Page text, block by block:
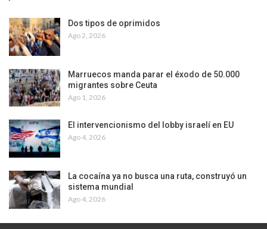
Dos tipos de oprimidos
Ago 2, 2026
Marruecos manda parar el éxodo de 50.000
migrantes sobre Ceuta
Ago 1, 2026
El intervencionismo del lobby israelí en EU
Ago 4, 2026
La cocaína ya no busca una ruta, construyó un
sistema mundial
Ago 4, 2026